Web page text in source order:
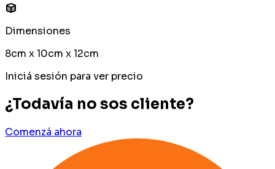
Dimensiones
8cm x 10cm x 12cm
Iniciá sesión para ver precio
¿Todavía no sos cliente?
Comenzá ahora